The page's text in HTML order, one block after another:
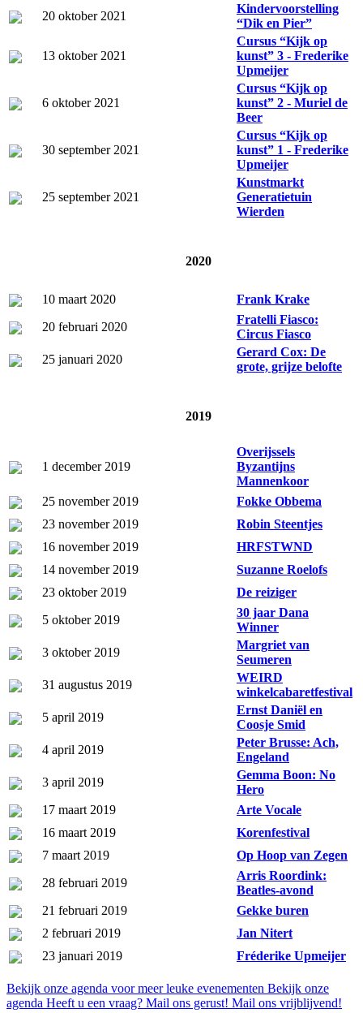
20 oktober 2021
Kindervoorstelling
“Dik en Pier”
13 oktober 2021
Cursus “Kijk op
kunst” 3 - Frederike
Upmeijer
6 oktober 2021
Cursus “Kijk op
kunst” 2 - Muriel de
Beer
30 september 2021
Cursus “Kijk op
kunst” 1 - Frederike
Upmeijer
25 september 2021
Kunstmarkt
Generatietuin
Wierden
2020
10 maart 2020
Frank Krake
20 februari 2020
Fratelli Fiasco:
Circus Fiasco
25 januari 2020
Gerard Cox: De
grote, grijze belofte
2019
1 december 2019
Overijssels
Byzantijns
Mannenkoor
25 november 2019
Fokke Obbema
23 november 2019
Robin Steentjes
16 november 2019
HRFSTWND
14 november 2019
Suzanne Roelofs
23 oktober 2019
De reiziger
5 oktober 2019
30 jaar Dana
Winner
3 oktober 2019
Margriet van
Seumeren
31 augustus 2019
WEIRD
winkelcabaretfestival
5 april 2019
Ernst Daniël en
Coosje Smid
4 april 2019
Peter Brusse: Ach,
Engeland
3 april 2019
Gemma Boon: No
Hero
17 maart 2019
Arte Vocale
16 maart 2019
Korenfestival
7 maart 2019
Op Hoop van Zegen
28 februari 2019
Arris Roordink:
Beatles-avond
21 februari 2019
Gekke buren
2 februari 2019
Jan Nitert
23 januari 2019
Fréderike Upmeijer
Bekijk onze agenda voor meer leuke evenementen Bekijk onze
agenda Heeft u een vraag? Mail ons gerust! Mail ons vrijblijvend!